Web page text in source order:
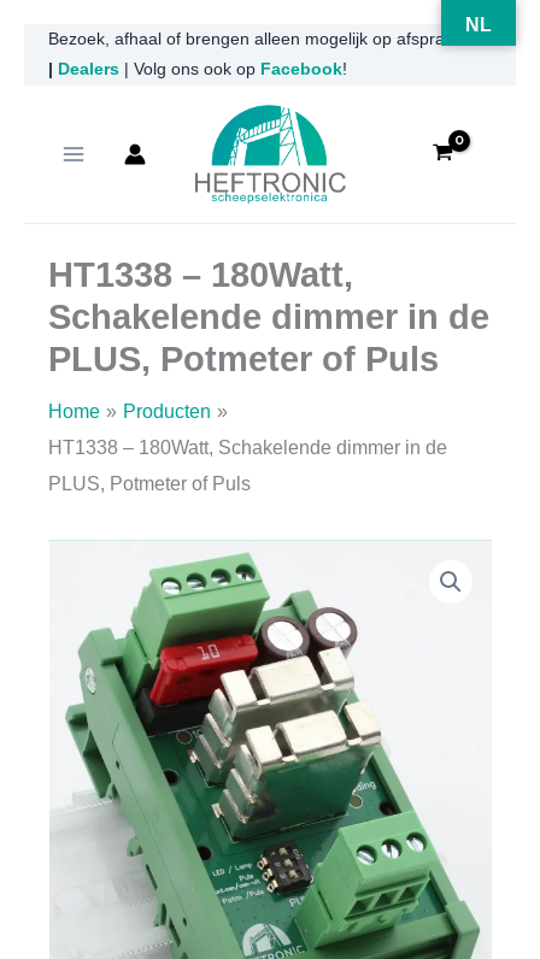
naar
inhoud
Bezoek, afhaal of brengen alleen mogelijk op afspraak
Dealers | Volg ons ook op Facebook!
HT1338 – 180Watt,
Schakelende dimmer in de
PLUS, Potmeter of Puls
Home
Producten
HT1338 – 180Watt, Schakelende dimmer in de
PLUS, Potmeter of Puls
NL